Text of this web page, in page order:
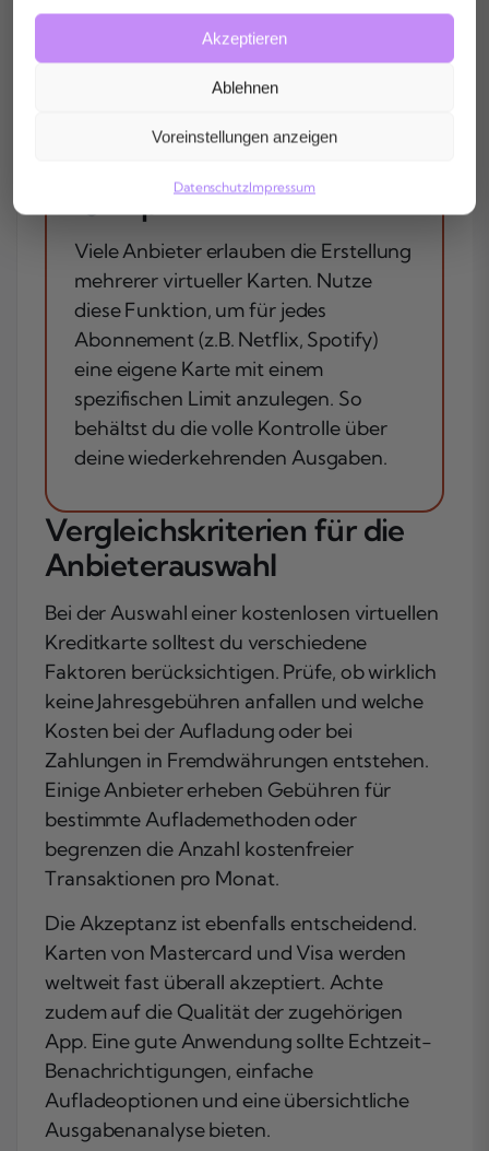
Akzeptieren
Ablehnen
Voreinstellungen anzeigen
DatenschutzImpressum
Viele Anbieter erlauben die Erstellung
mehrerer virtueller Karten. Nutze
diese Funktion, um für jedes
Abonnement (z.B. Netflix, Spotify)
eine eigene Karte mit einem
spezifischen Limit anzulegen. So
behältst du die volle Kontrolle über
deine wiederkehrenden Ausgaben.
Vergleichskriterien für die
Anbieterauswahl
Bei der Auswahl einer kostenlosen virtuellen
Kreditkarte solltest du verschiedene
Faktoren berücksichtigen. Prüfe, ob wirklich
keine Jahresgebühren anfallen und welche
Kosten bei der Aufladung oder bei
Zahlungen in Fremdwährungen entstehen.
Einige Anbieter erheben Gebühren für
bestimmte Auflademethoden oder
begrenzen die Anzahl kostenfreier
Transaktionen pro Monat.
Die Akzeptanz ist ebenfalls entscheidend.
Karten von Mastercard und Visa werden
weltweit fast überall akzeptiert. Achte
zudem auf die Qualität der zugehörigen
App. Eine gute Anwendung sollte Echtzeit-
Benachrichtigungen, einfache
Aufladeoptionen und eine übersichtliche
Ausgabenanalyse bieten.